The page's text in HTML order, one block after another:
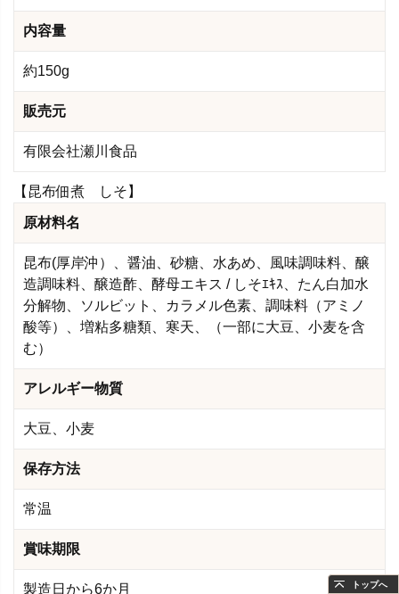
内容量
約150g
販売元
有限会社瀬川食品
【昆布佃煮 しそ】
原材料名
昆布(厚岸沖）、醤油、砂糖、水あめ、風味調味料、醸
造調味料、醸造酢、酵母エキス / しそｴｷｽ、たん白加水
分解物、ソルビット、カラメル色素、調味料（アミノ
酸等）、増粘多糖類、寒天、（一部に大豆、小麦を含
む）
アレルギー物質
大豆、小麦
保存方法
常温
賞味期限
製造日から6か月 トップへ